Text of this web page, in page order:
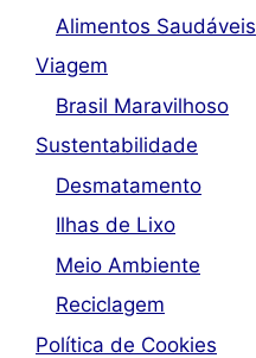
Alimentos Saudáveis
Viagem
Brasil Maravilhoso
Sustentabilidade
Desmatamento
Ilhas de Lixo
Meio Ambiente
Reciclagem
Política de Cookies